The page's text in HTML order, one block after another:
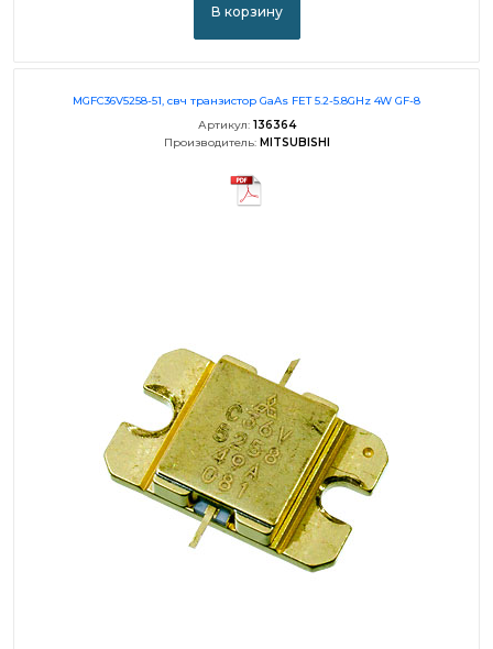
В корзину
MGFC36V5258-51, свч транзистор GaAs FET 5.2-5.8GHz 4W GF-8
Артикул: 136364
Производитель: MITSUBISHI